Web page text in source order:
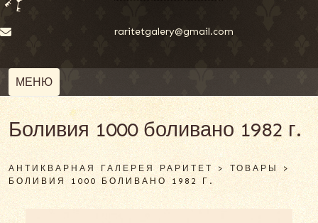
raritetgalery@gmail.com
МЕНЮ
Боливия 1000 боливано 1982 г.
АНТИКВАРНАЯ ГАЛЕРЕЯ РАРИТЕТ> ТОВАРЫ>
БОЛИВИЯ 1000 БОЛИВАНО 1982 Г.